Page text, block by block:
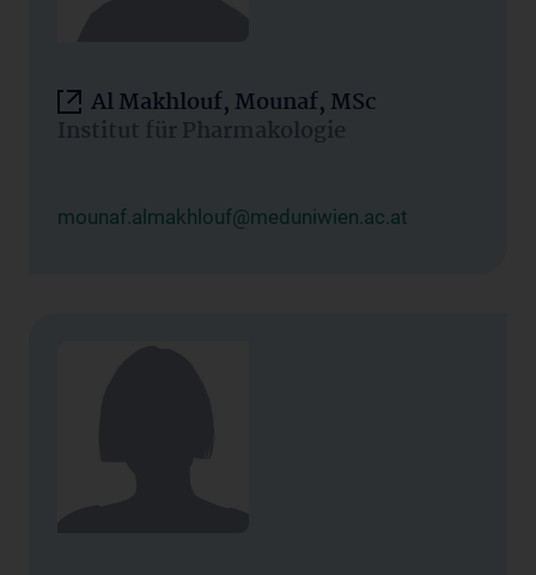
Al Makhlouf, Mounaf, MSc
Institut für Pharmakologie
mounaf.almakhlouf@meduniwien.ac.at